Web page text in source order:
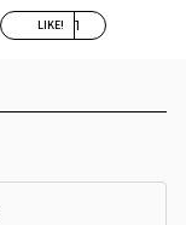
LIKE! 1